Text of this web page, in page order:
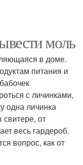
моль
в доме.
питания и
с личинками,
одна личинка
свитере, от
весь гардероб.
вопрос, как от